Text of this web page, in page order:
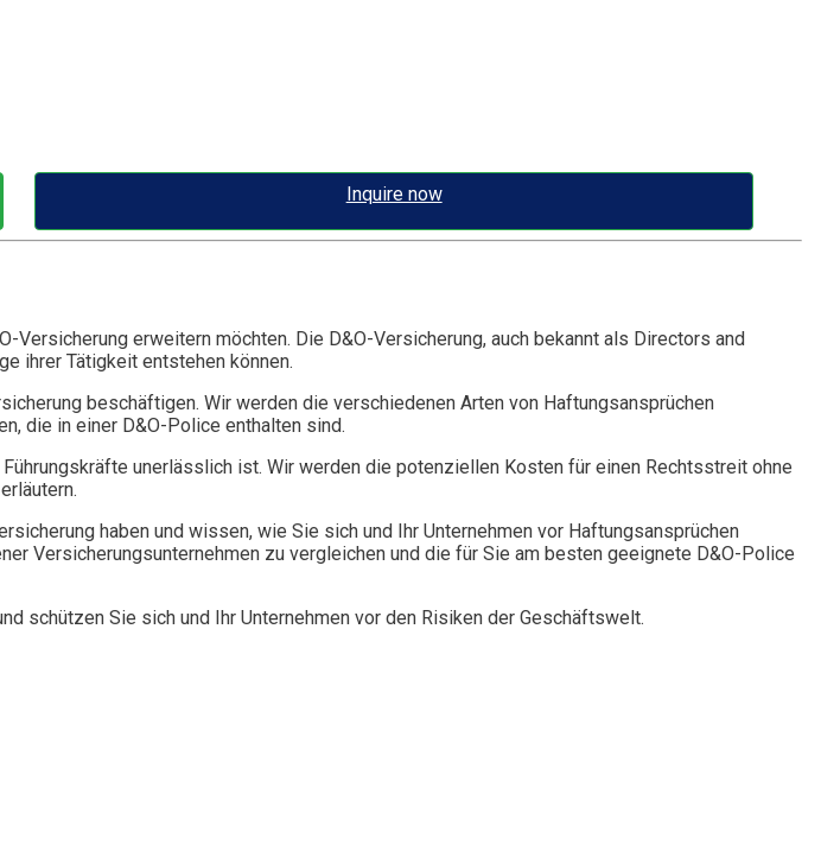
Inquire now
erweitern möchten. Die D&O-Versicherung, auch bekannt als Directors and
ihrer Tätigkeit entstehen können.
beschäftigen. Wir werden die verschiedenen Arten von Haftungsansprüchen
die in einer D&O-Police enthalten sind.
unerlässlich ist. Wir werden die potenziellen Kosten für einen Rechtsstreit ohne
haben und wissen, wie Sie sich und Ihr Unternehmen vor Haftungsansprüchen
Versicherungsunternehmen zu vergleichen und die für Sie am besten geeignete D&O-Police
schützen Sie sich und Ihr Unternehmen vor den Risiken der Geschäftswelt.